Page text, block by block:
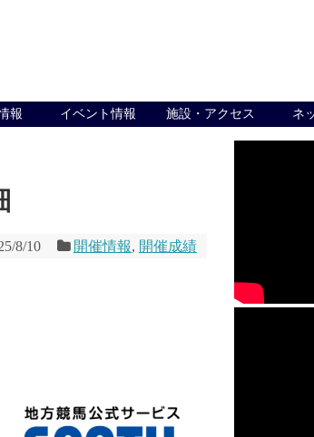
報 イベント情報 施設・アクセス ネ
8/10 開催情報, 開催成績